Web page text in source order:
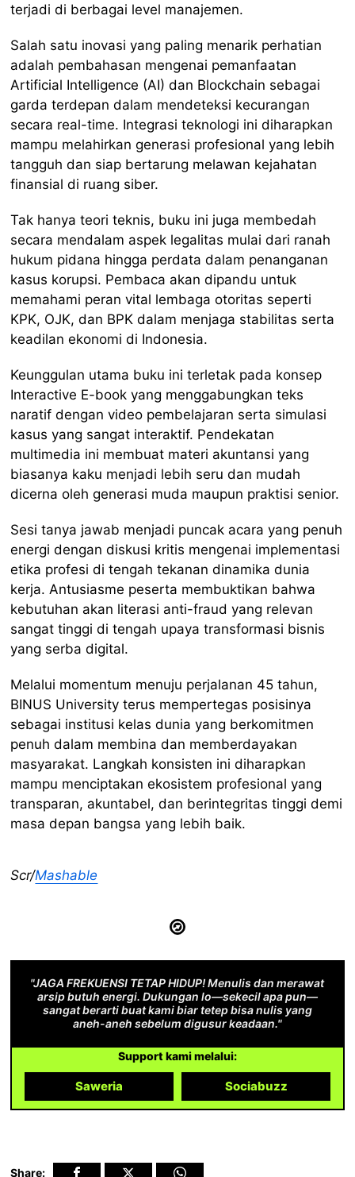
terjadi di berbagai level manajemen.
Salah satu inovasi yang paling menarik perhatian
adalah pembahasan mengenai pemanfaatan
Artificial Intelligence (AI) dan Blockchain sebagai
garda terdepan dalam mendeteksi kecurangan
secara real-time. Integrasi teknologi ini diharapkan
mampu melahirkan generasi profesional yang lebih
tangguh dan siap bertarung melawan kejahatan
finansial di ruang siber.
Tak hanya teori teknis, buku ini juga membedah
secara mendalam aspek legalitas mulai dari ranah
hukum pidana hingga perdata dalam penanganan
kasus korupsi. Pembaca akan dipandu untuk
memahami peran vital lembaga otoritas seperti
KPK, OJK, dan BPK dalam menjaga stabilitas serta
keadilan ekonomi di Indonesia.
Keunggulan utama buku ini terletak pada konsep
Interactive E-book yang menggabungkan teks
naratif dengan video pembelajaran serta simulasi
kasus yang sangat interaktif. Pendekatan
multimedia ini membuat materi akuntansi yang
biasanya kaku menjadi lebih seru dan mudah
dicerna oleh generasi muda maupun praktisi senior.
Sesi tanya jawab menjadi puncak acara yang penuh
energi dengan diskusi kritis mengenai implementasi
etika profesi di tengah tekanan dinamika dunia
kerja. Antusiasme peserta membuktikan bahwa
kebutuhan akan literasi anti-fraud yang relevan
sangat tinggi di tengah upaya transformasi bisnis
yang serba digital.
Melalui momentum menuju perjalanan 45 tahun,
BINUS University terus mempertegas posisinya
sebagai institusi kelas dunia yang berkomitmen
penuh dalam membina dan memberdayakan
masyarakat. Langkah konsisten ini diharapkan
mampu menciptakan ekosistem profesional yang
transparan, akuntabel, dan berintegritas tinggi demi
masa depan bangsa yang lebih baik.
Scr/Mashable
"JAGA FREKUENSI TETAP HIDUP! Menulis dan merawat
arsip butuh energi. Dukungan lo—sekecil apa pun—
sangat berarti buat kami biar tetep bisa nulis yang
aneh-aneh sebelum digusur keadaan."
Support kami melalui:
Saweria Sociabuzz
Share: